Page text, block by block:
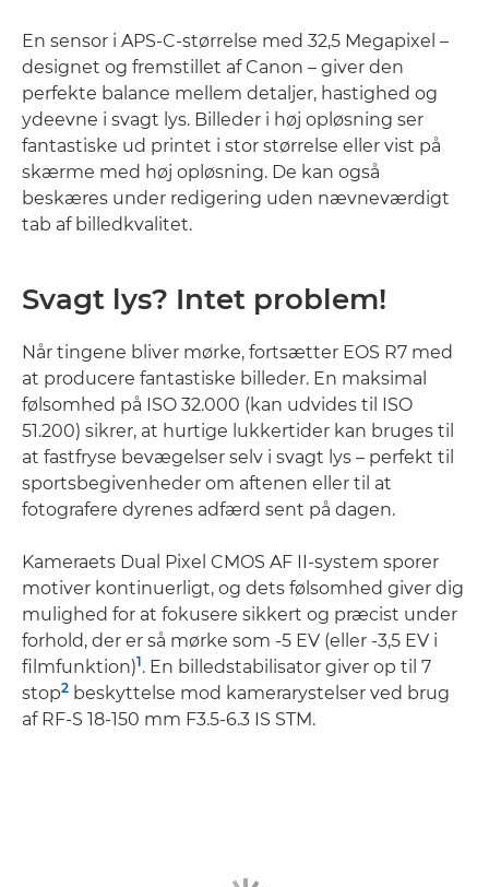
En sensor i APS-C-størrelse med 32,5 Megapixel –
designet og fremstillet af Canon – giver den
perfekte balance mellem detaljer, hastighed og
ydeevne i svagt lys. Billeder i høj opløsning ser
fantastiske ud printet i stor størrelse eller vist på
skærme med høj opløsning. De kan også
beskæres under redigering uden nævneværdigt
tab af billedkvalitet.
Svagt lys? Intet problem!
Når tingene bliver mørke, fortsætter EOS R7 med
at producere fantastiske billeder. En maksimal
følsomhed på ISO 32.000 (kan udvides til ISO
51.200) sikrer, at hurtige lukkertider kan bruges til
at fastfryse bevægelser selv i svagt lys – perfekt til
sportsbegivenheder om aftenen eller til at
fotografere dyrenes adfærd sent på dagen.
Kameraets Dual Pixel CMOS AF II-system sporer
motiver kontinuerligt, og dets følsomhed giver dig
mulighed for at fokusere sikkert og præcist under
forhold, der er så mørke som -5 EV (eller -3,5 EV i
filmfunktion)1. En billedstabilisator giver op til 7
stop2 beskyttelse mod kamerarystelser ved brug
af RF-S 18-150 mm F3.5-6.3 IS STM.